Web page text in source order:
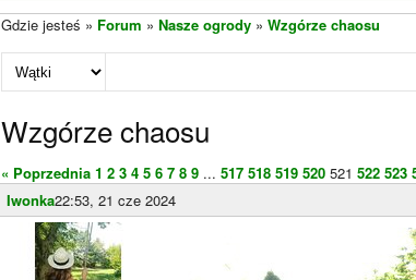
Gdzie jesteś » Forum » Nasze ogrody » Wzgórze chaosu
Wzgórze chaosu
« Poprzednia 1 2 3 4 5 6 7 8 9 ... 517 518 519 520 521 522 523
Iwonka22:53, 21 cze 2024